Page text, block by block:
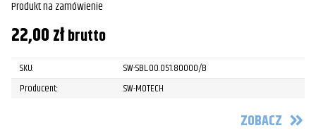
Produkt na zamówienie
22,00złbrutto
SKU:
SW-SBL.00.051.80000/B
Producent:
SW-MOTECH
ZOBACZ